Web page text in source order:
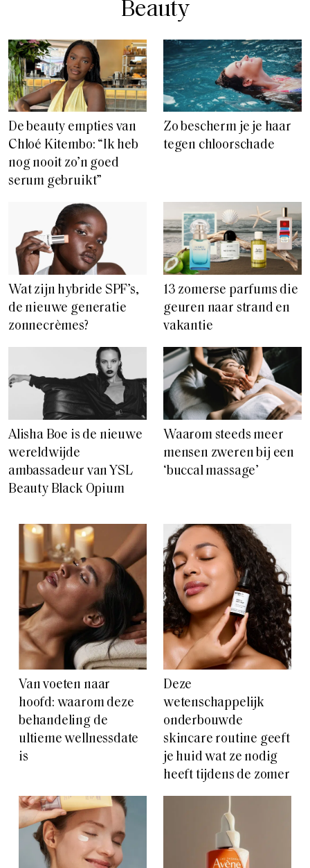
Beauty
De beauty empties van
Chloé Kitembo: “Ik heb
nog nooit zo’n goed
serum gebruikt”
Zo bescherm je je haar
tegen chloorschade
Wat zijn hybride SPF’s,
de nieuwe generatie
zonnecrèmes?
13 zomerse parfums die
geuren naar strand en
vakantie
Alisha Boe is de nieuwe
wereldwijde
ambassadeur van YSL
Beauty Black Opium
Waarom steeds meer
mensen zweren bij een
‘buccal massage’
Van voeten naar
hoofd: waarom deze
behandeling de
ultieme wellnessdate
is
Deze
wetenschappelijk
onderbouwde
skincare routine geeft
je huid wat ze nodig
heeft tijdens de zomer